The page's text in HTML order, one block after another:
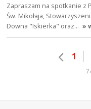
Zapraszam na spotkanie z
Św. Mikołaja,
Downa "Iskierka" oraz… »
1